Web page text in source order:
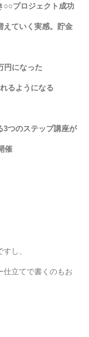
○○プロジェクト成功
えていく実感。貯金
円になった
るようになる
3つのステップ講座が
催
し、
仕立てで書くのもお